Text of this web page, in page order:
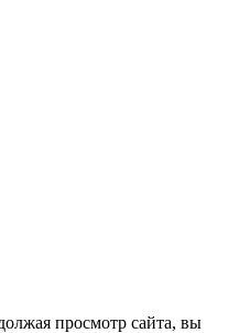
просмотр сайта, вы